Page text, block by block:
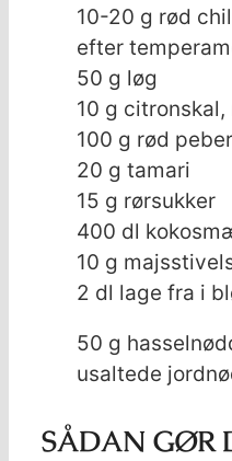
10-20 g rød
efter
50 g løg
10 g citronskal,
100 g rød
20 g tamari
15 g rørsukker
400 dl
10 g
2 dl lage fra i
50 g
usaltede
SÅDAN GØR